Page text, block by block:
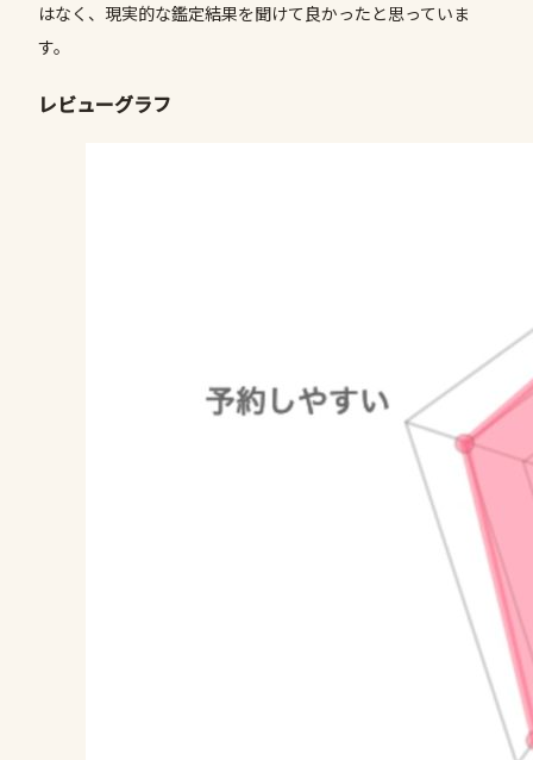
はなく、現実的な鑑定結果を聞けて良かったと思っていま
す。
レビューグラフ